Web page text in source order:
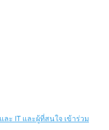
ละ IT และผู้ที่สนใจ เข้าร่วม